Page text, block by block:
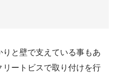
と壁で支えている事もあ
リートビスで取り付けを行